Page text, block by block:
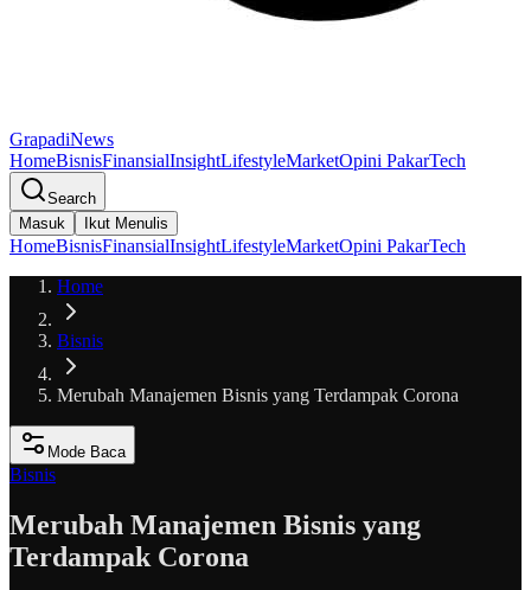
GrapadiNews
HomeBisnisFinansialInsightLifestyleMarketOpini PakarTech
Search
Masuk
Ikut Menulis
HomeBisnisFinansialInsightLifestyleMarketOpini PakarTech
Home
Bisnis
Merubah Manajemen Bisnis yang Terdampak Corona
Mode Baca
Bisnis
Merubah Manajemen Bisnis yang
Terdampak Corona